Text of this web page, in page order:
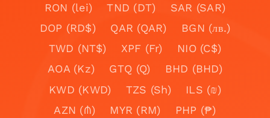
RON (lei)
TND (DT)
SAR (SAR)
DOP (RD$)
QAR (QAR)
BGN (лв.)
TWD (NT$)
XPF (Fr)
NIO (C$)
AOA (Kz)
GTQ (Q)
BHD (BHD)
KWD (KWD)
TZS (Sh)
ILS (₪)
AZN (₼)
MYR (RM)
PHP (₱)